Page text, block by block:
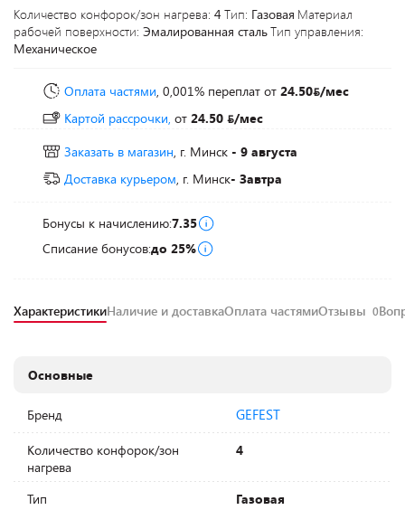
Количество конфорок/зон нагрева: 4 Тип: Газовая Материал
рабочей поверхности: Эмалированная стальТип управления:
Механическое
Оплата частями, 0,001% переплат от 24.50 /мес
Картой рассрочки, от 24.50
/мес
Заказать в магазин, г. Минск - 9 августа
Доставка курьером, г. Минск- Завтра
Бонусы к начислению:7.35
Списание бонусов:до 25%
ХарактеристикиНаличие и доставкаОплата частямиОтзывы 0
Основные
Бренд GEFEST
Количество конфорок/зон
нагрева
4
Тип
Газовая